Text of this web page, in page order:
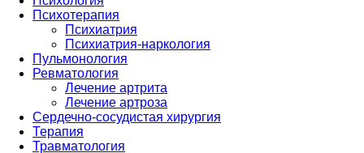
Психотерапия
Психиатрия
Психиатрия-наркология
Пульмонология
Ревматология
Лечение артрита
Лечение артроза
Сердечно-сосудистая хирургия
Терапия
Травматология